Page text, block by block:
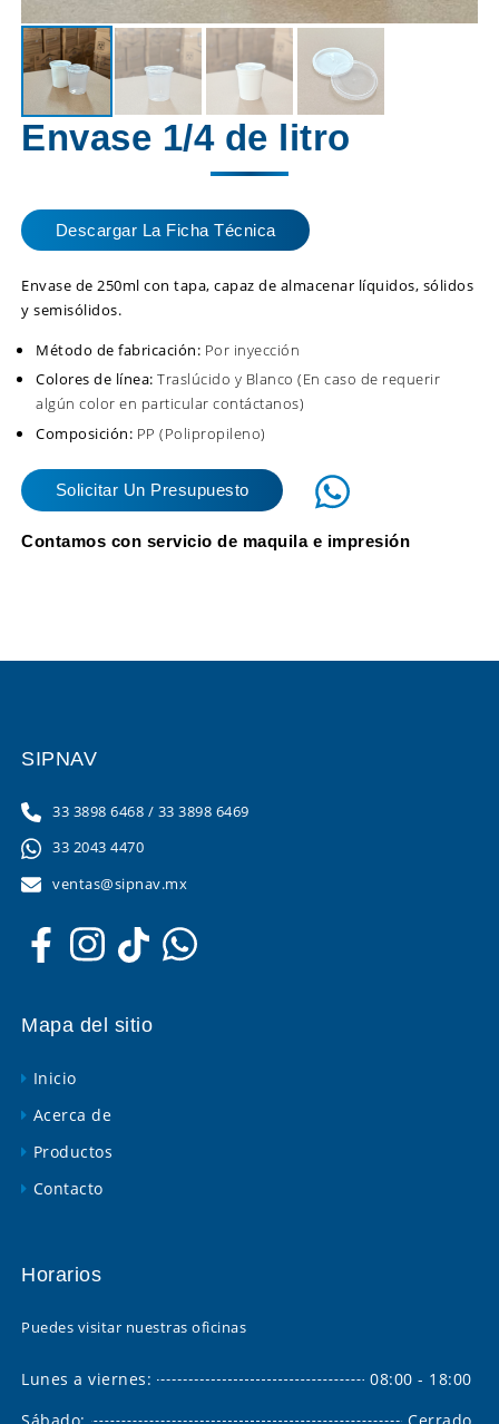
Envase 1/4 de litro
Descargar La Ficha Técnica
Envase de 250ml con tapa, capaz de almacenar líquidos, sólidos
y semisólidos.
Método de fabricación: Por inyección
Colores de línea:Traslúcido y Blanco (En caso de requerir
algún color en particular contáctanos)
Composición: PP (Polipropileno)
Solicitar Un Presupuesto
Contamos con servicio de maquila e impresión
SIPNAV
33 3898 6468 / 33 3898 6469
33 2043 4470
ventas@sipnav.mx
Mapa del sitio
Inicio
Acerca de
Productos
Contacto
Horarios
Puedes visitar nuestras oficinas
Lunes a viernes:
08:00 - 18:00